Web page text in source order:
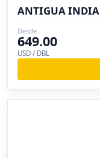
ANTIGUA INDIA
Desde
649.00
USD / DBL